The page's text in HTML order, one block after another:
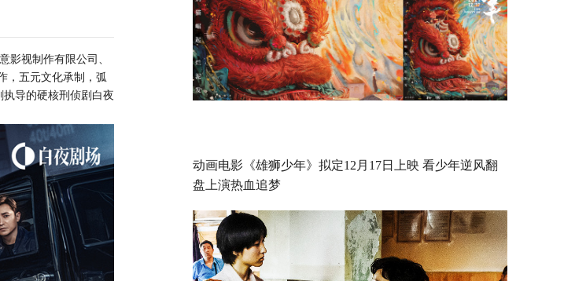
影视制作有限公司、
，五元文化承制，弧
执导的硬核刑侦剧 白夜
动画电影《雄狮少年》拟定12月17日上映 看少年逆风翻
盘上演热血追梦